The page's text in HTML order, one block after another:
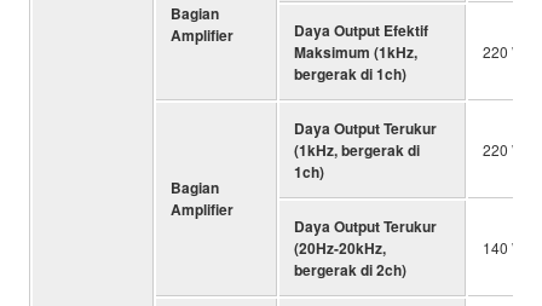
Bagian
Amplifier
Daya Output Efektif
Maksimum (1kHz,
bergerak di 1ch)
220 W
Bagian
Amplifier
Daya Output Terukur
(1kHz, bergerak di
1ch)
220 W
Daya Output Terukur
(20Hz-20kHz,
bergerak di 2ch)
140 W